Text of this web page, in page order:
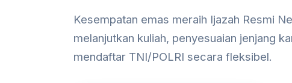
Kesempatan emas meraih Ijazah Resmi
melanjutkan kuliah, penyesuaian jenjang
mendaftar TNI/POLRI secara fleksibel.